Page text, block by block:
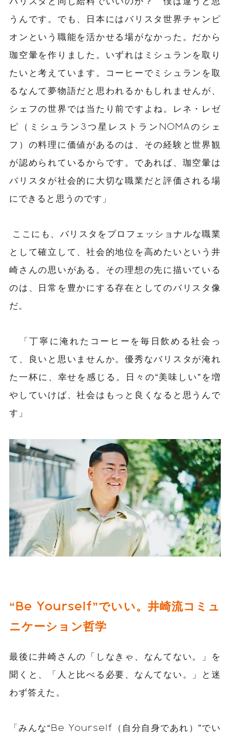
うんです。でも、日本にはバリスタ世界チャンピ
オンという職能を活かせる場がなかった。だから
珈空暈を作りました。いずれはミシュランを取り
たいと考えています。コーヒーでミシュランを取
るなんて夢物語だと思われるかもしれませんが、
シェフの世界では当たり前ですよね。レネ・レゼ
ピ（ミシュラン3つ星レストランNOMAのシェ
フ）の料理に価値があるのは、その経験と世界観
が認められているからです。であれば、珈空暈は
バリスタが社会的に大切な職業だと評価される場
にできると思うのです」
ここにも、バリスタをプロフェッショナルな職業
として確立して、社会的地位を高めたいという井
崎さんの思いがある。その理想の先に描いている
のは、日常を豊かにする存在としてのバリスタ像
だ。
「丁寧に淹れたコーヒーを毎日飲める社会っ
て、良いと思いませんか。優秀なバリスタが淹れ
た一杯に、幸せを感じる。日々の“美味しい”を増
やしていけば、社会はもっと良くなると思うんで
す」
“Be Yourself”でいい。井崎流コミュ
ニケーション哲学
最後に井崎さんの「しなきゃ、なんてない。」を
聞くと、「人と比べる必要、なんてない。」と迷
わず答えた。
「みんな“Be Yourself（自分自身であれ）”でい